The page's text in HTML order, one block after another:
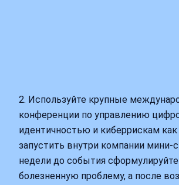
2. Используйте крупные
конференции по управлению
идентичностью и киберрискам
запустить внутри компании
недели до события
болезненную проблему, а после